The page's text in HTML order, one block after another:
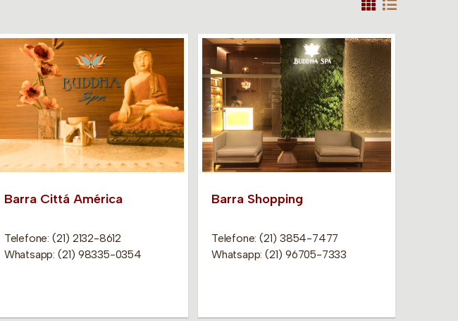
Barra Cittá América
Telefone: (21) 2132-8612
Whatsapp: (21) 98335-0354
Barra Shopping
Telefone: (21) 3854-7477
Whatsapp: (21) 96705-7333